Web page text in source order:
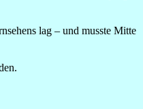
lag – und musste Mitte